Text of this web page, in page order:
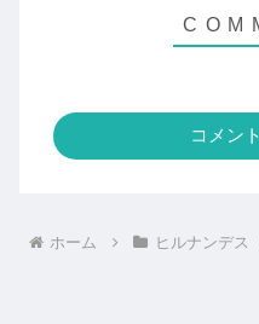
コメン
ホーム ヒルナンデス